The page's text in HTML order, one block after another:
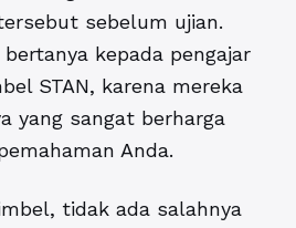
sebelum ujian.
kepada pengajar
STAN, karena mereka
yang sangat berharga
Anda.
tidak ada salahnya